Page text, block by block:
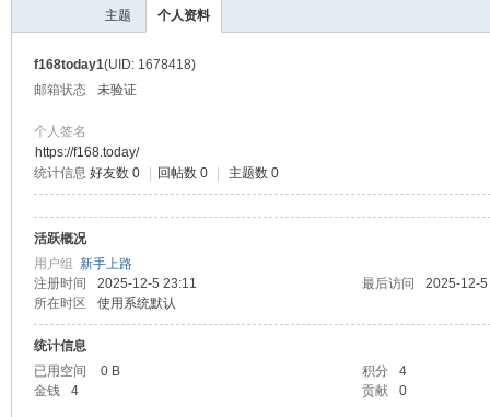
主题 个人资料
f168today1(UID: 1678418)
邮箱状态
未验证
个人签名
https://f168.today/
统计信息 好友数 0 回帖数 0 主题数 0
活跃概况
用户组 新手上路
注册时间
2025-12-5 23:11 最后访问
2025-12-
所在时区
使用系统默认
统计信息
已用空间
0 B 积分
4
金钱
4 贡献 0